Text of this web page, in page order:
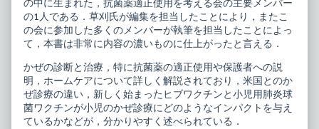
の中に生まれた，抗菌薬適正使用を考える会の主要メンバー
の1人である．草刈氏が編集を担当したことにより，またこ
の会に参加した多くのメンバーが執筆を担当したことによっ
て，本書は非常に内容の濃いものに仕上がったと言える．
かぜの診断と治療，特に抗菌薬の適正使用や保護者への説
明，ホームケアについて詳しく解説されており，米国とのか
ぜ診療の違い，新しく始まったヒブワクチンと小児用肺炎球
菌ワクチンが小児のかぜ診療にどのようなインパクトを与え
ているかなどが，分かりやすく述べられている．